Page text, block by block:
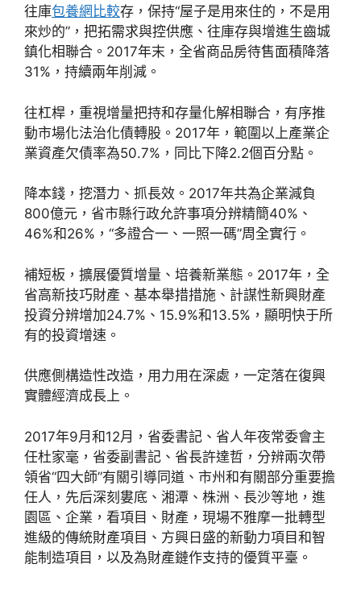
往庫包養網比較存，保持“屋子是用來住的，不是用
來炒的”，把拓需求與控供應、往庫存與增進生齒城
鎮化相聯合。2017年末，全省商品房待售面積降落
31%，持續兩年削減。
往杠桿，重視增量把持和存量化解相聯合，有序推
動市場化法治化債轉股。2017年，範圍以上產業企
業資產欠債率為50.7%，同比下降2.2個百分點。
降本錢，挖潛力、抓長效。2017年共為企業減負
800億元，省市縣行政允許事項分辨精簡40%、
46%和26%，“多證合一、一照一碼”周全實行。
補短板，擴展優質增量、培養新業態。2017年，全
省高新技巧財產、基本舉措措施、計謀性新興財產
投資分辨增加24.7%、15.9%和13.5%，顯明快于所
有的投資增速。
供應側構造性改造，用力用在深處，一定落在復興
實體經濟成長上。
2017年9月和12月，省委書記、省人年夜常委會主
任杜家毫，省委副書記、省長許達哲，分辨兩次帶
領省“四大師”有關引導同道、市州和有關部分重要擔
任人，先后深刻婁底、湘潭、株洲、長沙等地，進
園區、企業，看項目、財產，現場不雅摩一批轉型
進級的傳統財產項目、方興日盛的新動力項目和智
能制造項目，以及為財產鏈作支持的優質平臺。